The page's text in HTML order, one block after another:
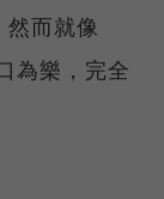
而就像
為樂，完全